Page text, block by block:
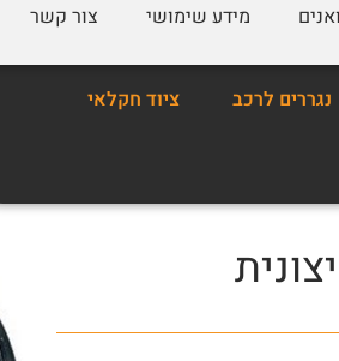
מידע שימושי
צור קשר
נגררים לרכב ציוד חקלאי